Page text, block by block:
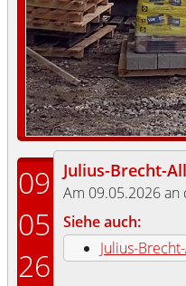
09
05
26
Julius-Brecht-
Am 09.05.2026
Siehe auch:
Julius-